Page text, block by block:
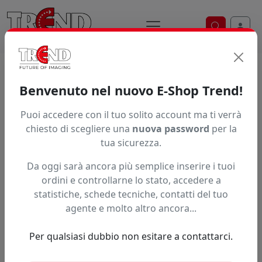
Ricerca
Trend S.r.l.
stampa digitale dal 1997
Benvenuto nel nuovo E-Shop Trend!
Puoi accedere con il tuo solito account ma ti verrà
chiesto di scegliere una nuova password per la
tua sicurezza.
Da oggi sarà ancora più semplice inserire i tuoi
ordini e controllarne lo stato, accedere a
statistiche, schede tecniche, contatti del tuo
agente e molto altro ancora...
Per qualsiasi dubbio non esitare a contattarci.